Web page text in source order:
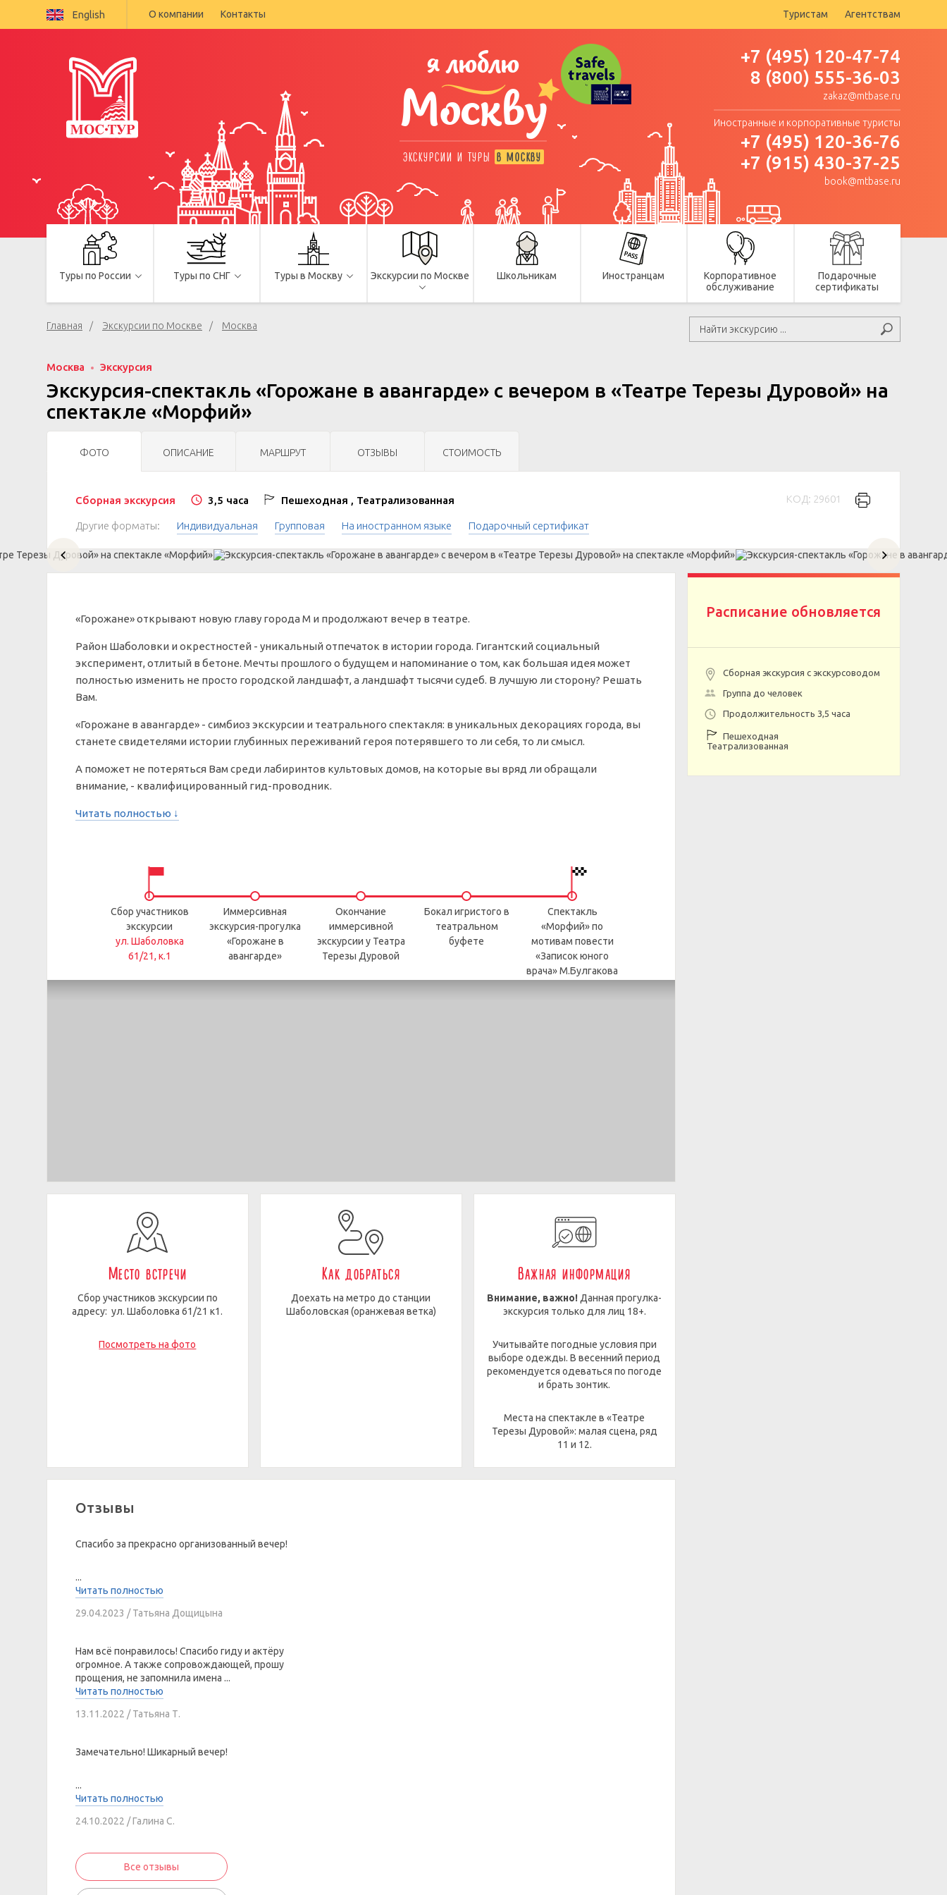
English О компании Контакты Туристам Агентствам
я люблю
Москву
ЭКСКУРСИИ И ТУРЫ В МОСКВУ
+7 (495) 120-47-74
8 (800) 555-36-03
zakaz@mtbase.ru
Иностранные и корпоративные туристы
+7 (495) 120-36-76
+7 (915) 430-37-25
book@mtbase.ru
Туры по России Туры по СНГ Туры в Москву Экскурсии по Москве Школьникам Иностранцам
Корпоративное
обслуживание
Подарочные
сертификаты
Главная Экскурсии по Москве Москва
Москва Экскурсия
Экскурсия-спектакль «Горожане в авангарде» с вечером в «Театре Терезы Дуровой» на
спектакле «Морфий»
ФОТО ОПИСАНИЕ МАРШРУТ ОТЗЫВЫ СТОИМОСТЬ
Сборная экскурсия 3,5 часа Пешеходная , Театрализованная КОД: 29601
Другие форматы: Индивидуальная Групповая На иностранном языке Подарочный сертификат
«Горожане» открывают новую главу города М и продолжают вечер в театре.
Район Шаболовки и окрестностей - уникальный отпечаток в истории города. Гигантский социальный
эксперимент, отлитый в бетоне. Мечты прошлого о будущем и напоминание о том, как большая идея может
полностью изменить не просто городской ландшафт, а ландшафт тысячи судеб. В лучшую ли сторону? Решать
Вам.
«Горожане в авангарде» - симбиоз экскурсии и театрального спектакля: в уникальных декорациях города, вы
станете свидетелями истории глубинных переживаний героя потерявшего то ли себя, то ли смысл.
А поможет не потеряться Вам среди лабиринтов культовых домов, на которые вы вряд ли обращали
внимание, - квалифицированный гид-проводник.
Читать полностью ↓
Расписание обновляется
Сборная экскурсия с экскурсоводом
Группа до человек
Продолжительность 3,5 часа
Пешеходная
Театрализованная
Сбор участников
экскурсии
ул. Шаболовка
61/21, к.1
Иммерсивная
экскурсия-прогулка
«Горожане в
авангарде»
Окончание
иммерсивной
экскурсии у Театра
Терезы Дуровой
Бокал игристого в
театральном
буфете
Спектакль
«Морфий» по
мотивам повести
«Записок юного
врача» М.Булгакова
Место встречи
Сбор участников экскурсии по
адресу: ул. Шаболовка 61/21 к1.
Посмотреть на фото
Как добраться
Доехать на метро до станции
Шаболовская (оранжевая ветка)
Важная информация
Внимание, важно! Данная прогулка-
экскурсия только для лиц 18+.
Учитывайте погодные условия при
выборе одежды. В весенний период
рекомендуется одеваться по погоде
и брать зонтик.
Места на спектакле в «Театре
Терезы Дуровой»: малая сцена, ряд
11 и 12.
Отзывы
Спасибо за прекрасно организованный вечер!
...
Читать полностью
29.04.2023 / Татьяна Дощицына
Нам всё понравилось! Спасибо гиду и актёру
огромное. А также сопровождающей, прошу
прощения, не запомнила имена ...
Читать полностью
13.11.2022 / Татьяна Т.
Замечательно! Шикарный вечер!
...
Читать полностью
24.10.2022 / Галина С.
Все отзывы